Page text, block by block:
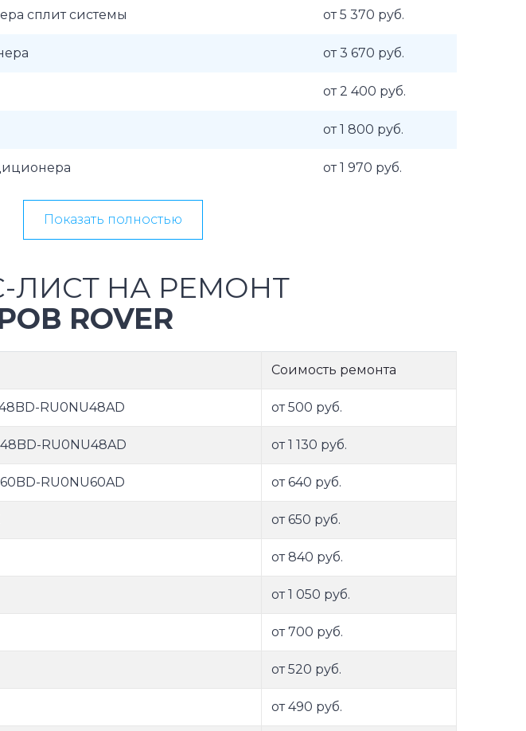
сплит системы от 5 370 руб.
от 3 670 руб.
от 2 400 руб.
от 1 800 руб.
от 1 970 руб.
Показать полностью
НА РЕМОНТ
ROVER
Соимость ремонта
RU0NU48AD от 500 руб.
RU0NU48AD от 1 130 руб.
RU0NU60AD от 640 руб.
от 650 руб.
от 840 руб.
от 1 050 руб.
от 700 руб.
от 520 руб.
от 490 руб.